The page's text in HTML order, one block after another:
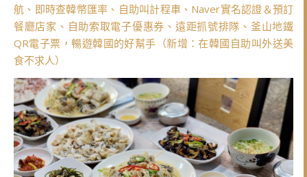
航、即時查韓幣匯率、自助叫計程車、Naver實名認證＆預訂
餐廳店家、自助索取電子優惠券、遠距抓號排隊、釜山地鐵
QR電子票，暢遊韓國的好幫手（新增：在韓國自助叫外送美
食不求人）